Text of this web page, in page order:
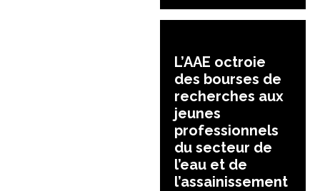
L’AAE octroie
des bourses de
recherches aux
jeunes
professionnels
du secteur de
l’eau et de
l’assainissement